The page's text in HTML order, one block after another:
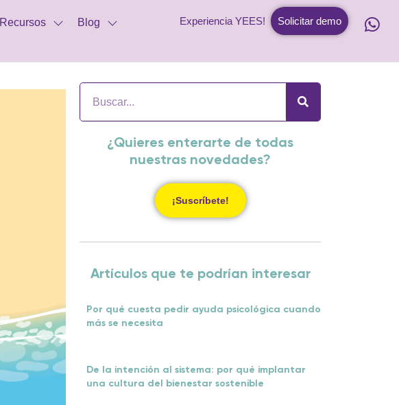
Recursos Blog Experiencia YEES! Solicitar demo
¿Quieres enterarte de todas
nuestras novedades?
¡Suscríbete!
Artículos que te podrían interesar
Por qué cuesta pedir ayuda psicológica cuando
más se necesita
De la intención al sistema: por qué implantar
una cultura del bienestar sostenible